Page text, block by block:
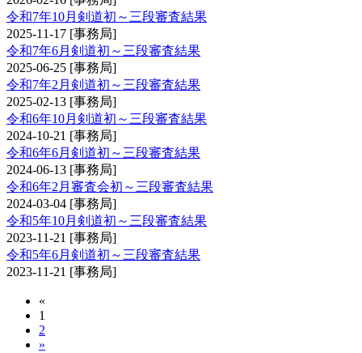
令和7年10月剣道初～三段審査結果
2025-11-17 [事務局]
令和7年6月剣道初～三段審査結果
2025-06-25 [事務局]
令和7年2月剣道初～三段審査結果
2025-02-13 [事務局]
令和6年10月剣道初～三段審査結果
2024-10-21 [事務局]
令和6年6月剣道初～三段審査結果
2024-06-13 [事務局]
令和6年2月審査会初～三段審査結果
2024-03-04 [事務局]
令和5年10月剣道初～三段審査結果
2023-11-21 [事務局]
令和5年6月剣道初～三段審査結果
2023-11-21 [事務局]
«
1
2
»